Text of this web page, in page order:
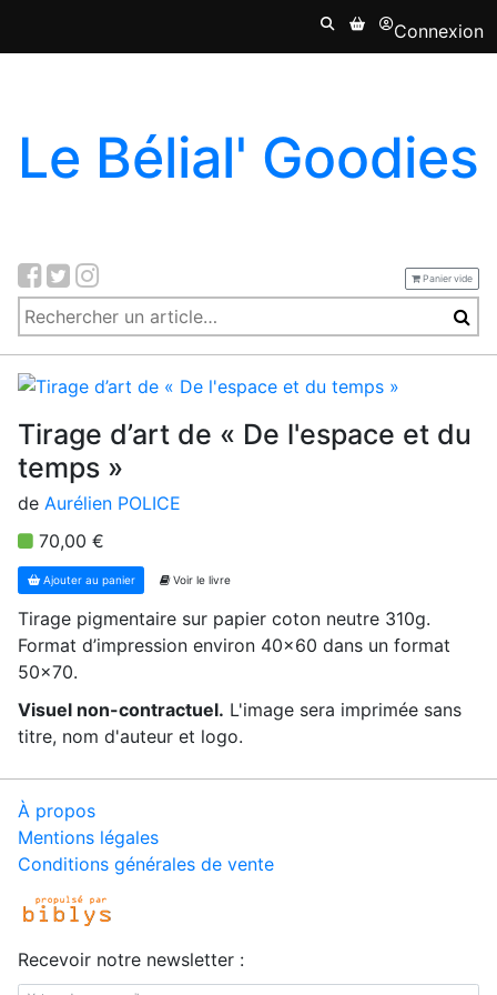
Connexion
Le Bélial' Goodies
Panier vide
Tirage d’art de « De l'espace et du
temps »
de Aurélien POLICE
70,00 €
Ajouter au panier Voir le livre
Tirage pigmentaire sur papier coton neutre 310g.
Format d’impression environ 40x60 dans un format
50x70.
Visuel non-contractuel. L'image sera imprimée sans
titre, nom d'auteur et logo.
À propos
Mentions légales
Conditions générales de vente
Recevoir notre newsletter :